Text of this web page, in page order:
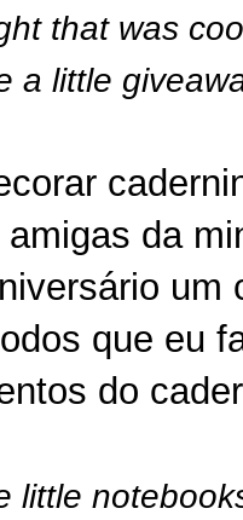
that was
a little
da
um
que eu
do
little